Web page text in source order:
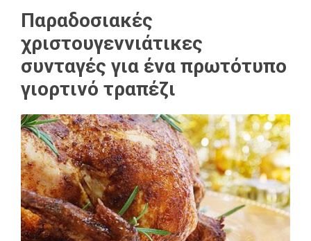
Παραδοσιακές
χριστουγεννιάτικες
συνταγές για ένα πρωτότυπο
γιορτινό τραπέζι